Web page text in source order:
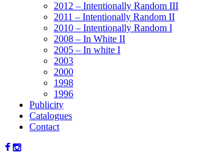
2012 – Intentionally Random III
2011 – Intentionally Random II
2010 – Intentionally Random I
2008 – In White II
2005 – In white I
2003
2000
1998
1996
Publicity
Catalogues
Contact